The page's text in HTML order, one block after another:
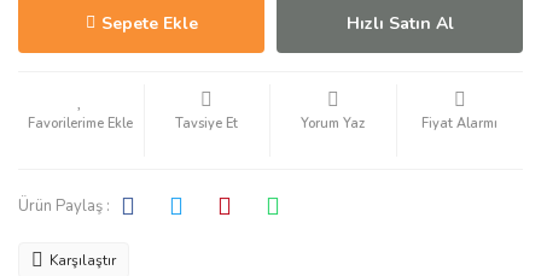
Sepete Ekle Hızlı Satın Al
Tavsiye Et Yorum Yaz Fiyat Alarmı
Ürün Paylaş :
Karşılaştır